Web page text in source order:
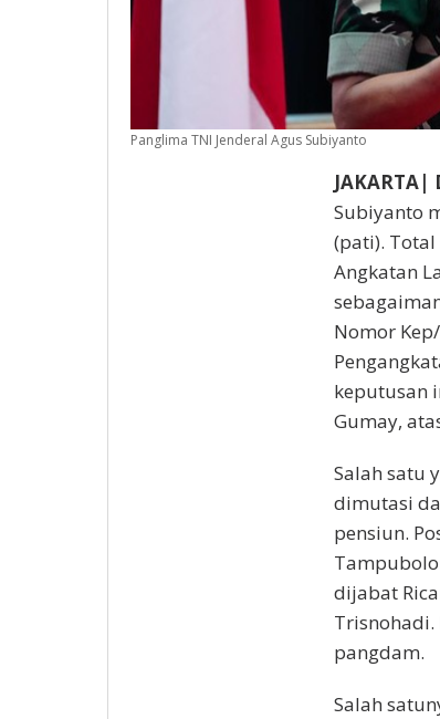
Panglima TNI Jenderal Agus Subiyanto
Subiyanto
(pati). Total
Angkatan
Nomor
keputusan
Gumay,
Salah satu
dimutasi
pensiun.
dijabat
pangdam.
Salah